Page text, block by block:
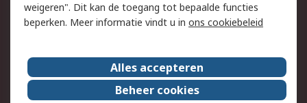
Algemene
verkoopvoorwaarden
Over RS
RS Group
Over ons
weigeren". Dit kan de toegang tot bepaalde functies
beperken. Meer informatie vindt u in ons cookiebeleid
Alles accepteren
Beheer cookies